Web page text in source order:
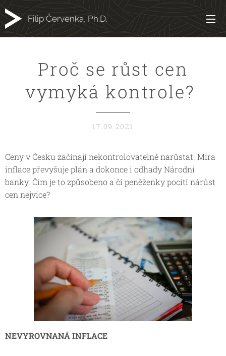
Filip Červenka, Ph.D.
Proč se růst cen
vymyká kontrole?
17.09.2021
Ceny v Česku začínají nekontrolovatelně narůstat. Míra
inflace převyšuje plán a dokonce i odhady Národní
banky. Čím je to způsobeno a čí peněženky pocítí nárůst
cen nejvíce?
NEVYROVNANÁ INFLACE